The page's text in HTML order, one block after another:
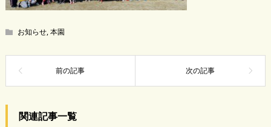
お知らせ,本園
関連記事一覧